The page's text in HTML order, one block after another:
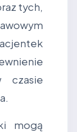
tych,
czasie
mogą